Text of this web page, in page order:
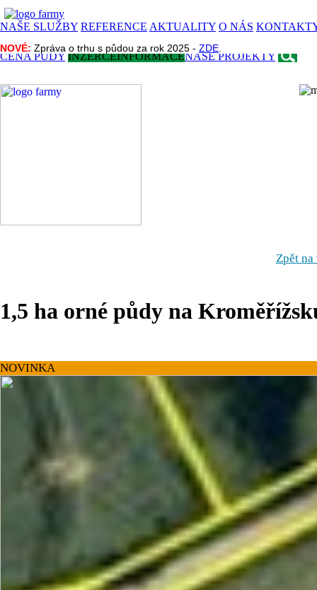
NAŠE SLUŽBY REFERENCE AKTUALITY O NÁS
NOVÉ: Zpráva o trhu s půdou za rok 2025 - ZDE
CENA PŮDY INZERCEINFORMACENAŠE PROJEKTY
NOVÉ: Zpráva o trhu s půdou za rok 2025 - ZDE
Zpět
1,5 ha orné půdy na
NOVINKA